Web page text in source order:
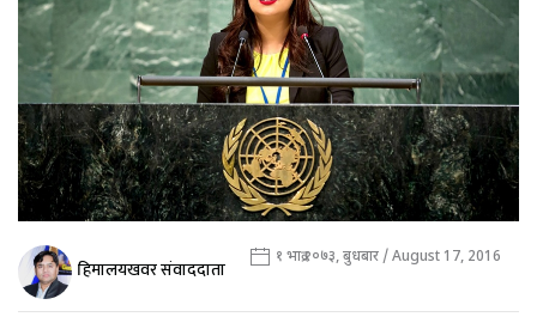
हिमालयखवर संवाददाता १ भाद्र २०७३, बुधबार / August 17, 2016